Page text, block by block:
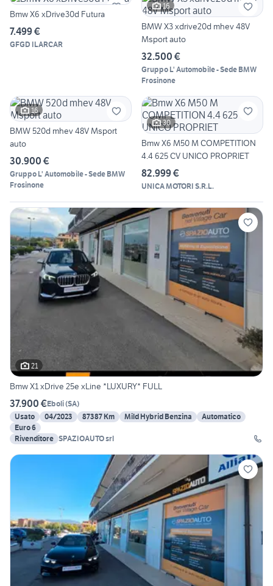
Bmw X6 xDrive30d Futura
7.499 €
GFGD ILARCAR
16
BMW X3 xdrive20d mhev 48V
Msport auto
32.500 €
Gruppo L' Automobile - Sede BMW
Frosinone
16
BMW 520d mhev 48V Msport
auto
30.900 €
Gruppo L' Automobile - Sede BMW
Frosinone
30
Bmw X6 M50 M COMPETITION
4.4 625 CV UNICO PROPRIET
82.999 €
UNICA MOTORI S.R.L.
21
Bmw X1 xDrive 25e xLine *LUXURY* FULL
37.900 €Eboli(SA)
Usato
04/2023 87387 Km Mild Hybrid Benzina
Automatico
Euro 6
Rivenditore SPAZIOAUTO srl